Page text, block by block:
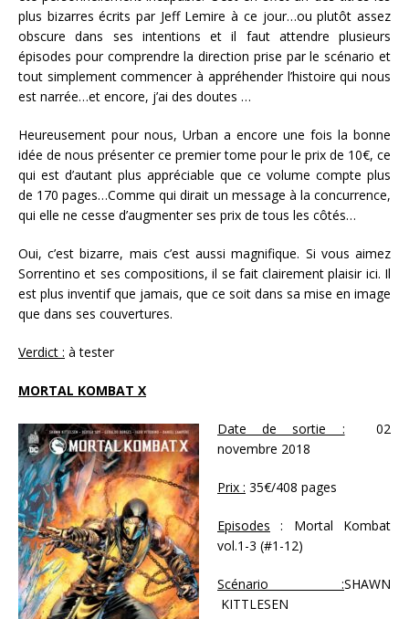
plus bizarres écrits par Jeff Lemire à ce jour…ou plutôt assez
obscure dans ses intentions et il faut attendre plusieurs
épisodes pour comprendre la direction prise par le scénario et
tout simplement commencer à appréhender l’histoire qui nous
est narrée…et encore, j’ai des doutes …
Heureusement pour nous, Urban a encore une fois la bonne
idée de nous présenter ce premier tome pour le prix de 10€, ce
qui est d’autant plus appréciable que ce volume compte plus
de 170 pages…Comme qui dirait un message à la concurrence,
qui elle ne cesse d’augmenter ses prix de tous les côtés…
Oui, c’est bizarre, mais c’est aussi magnifique. Si vous aimez
Sorrentino et ses compositions, il se fait clairement plaisir ici. Il
est plus inventif que jamais, que ce soit dans sa mise en image
que dans ses couvertures.
Verdict : à tester
MORTAL KOMBAT X
Date de sortie : 02
novembre 2018
Prix : 35€/408 pages
Episodes : Mortal Kombat
vol.1-3 (#1-12)
Scénario :SHAWN
KITTLESEN